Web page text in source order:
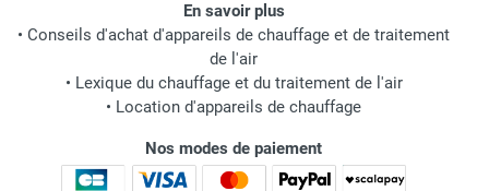
En savoir plus
• Conseils d'achat d'appareils de chauffage et de traitement
de l'air
• Lexique du chauffage et du traitement de l'air
• Location d'appareils de chauffage
Nos modes de paiement